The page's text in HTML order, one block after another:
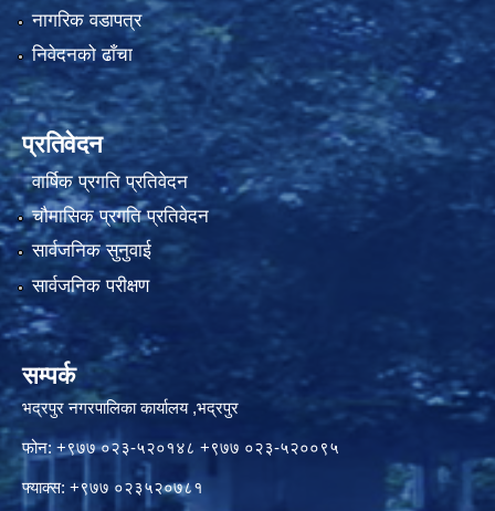
नागरिक वडापत्र
निवेदनको ढाँचा
प्रतिवेदन
वार्षिक प्रगति प्रतिवेदन
चौमासिक प्रगति प्रतिवेदन
सार्वजनिक सुनुवाई
सार्वजनिक परीक्षण
सम्पर्क
भद्रपुर नगरपालिका कार्यालय ,भद्रपुर
फोन: +९७७ ०२३-५२०१४८ +९७७ ०२३-५२००९५
फ्याक्स: +९७७ ०२३५२०७८१